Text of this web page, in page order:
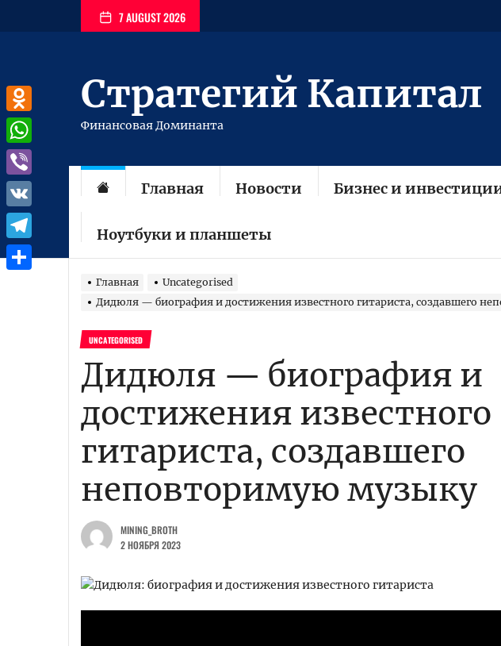
7 AUGUST 2026
Стратегий Капитал
Финансовая Доминанта
Главная Новости Бизнес и
Ноутбуки и планшеты
Главная
Uncategorised
Дидюля — биография и достижения известного гитариста, создавшего
UNCATEGORISED
Дидюля — биография и
достижения известного
гитариста, создавшего
неповторимую музыку
MINING_BROTH
2 НОЯБРЯ 2023
Odnoklassniki
WhatsApp
Viber
VK
Telegram